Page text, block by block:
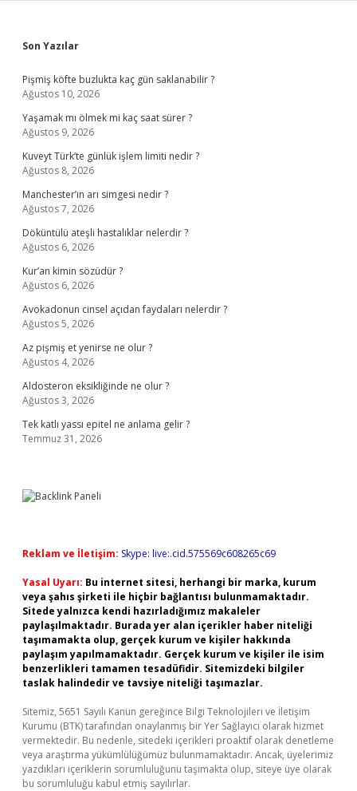
Sidebar
Son Yazılar
Pişmiş köfte buzlukta kaç gün saklanabilir ?
Ağustos 10, 2026
Yaşamak mı ölmek mi kaç saat sürer ?
Ağustos 9, 2026
Kuveyt Türk’te günlük işlem limiti nedir ?
Ağustos 8, 2026
Manchester’ın arı simgesi nedir ?
Ağustos 7, 2026
Döküntülü ateşli hastalıklar nelerdir ?
Ağustos 6, 2026
Kur’an kimin sözüdür ?
Ağustos 6, 2026
Avokadonun cinsel açıdan faydaları nelerdir ?
Ağustos 5, 2026
Az pişmiş et yenirse ne olur ?
Ağustos 4, 2026
Aldosteron eksikliğinde ne olur ?
Ağustos 3, 2026
Tek katlı yassı epitel ne anlama gelir ?
Temmuz 31, 2026
Reklam ve İletişim: Skype: live:.cid.575569c608265c69
Yasal Uyarı: Bu internet sitesi, herhangi bir marka, kurum
veya şahıs şirketi ile hiçbir bağlantısı bulunmamaktadır.
Sitede yalnızca kendi hazırladığımız makaleler
paylaşılmaktadır. Burada yer alan içerikler haber niteliği
taşımamakta olup, gerçek kurum ve kişiler hakkında
paylaşım yapılmamaktadır. Gerçek kurum ve kişiler ile isim
benzerlikleri tamamen tesadüfidir. Sitemizdeki bilgiler
taslak halindedir ve tavsiye niteliği taşımazlar.
Sitemiz, 5651 Sayılı Kanun gereğince Bilgi Teknolojileri ve İletişim
Kurumu (BTK) tarafından onaylanmış bir Yer Sağlayıcı olarak hizmet
vermektedir. Bu nedenle, sitedeki içerikleri proaktif olarak denetleme
veya araştırma yükümlülüğümüz bulunmamaktadır. Ancak, üyelerimiz
yazdıkları içeriklerin sorumluluğunu taşımakta olup, siteye üye olarak
bu sorumluluğu kabul etmiş sayılırlar.